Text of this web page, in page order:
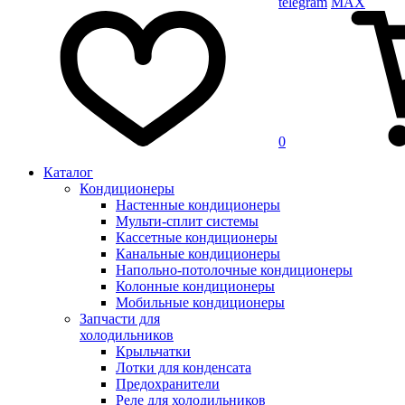
0
Каталог
Кондиционеры
Настенные кондиционеры
Мульти-сплит системы
Кассетные кондиционеры
Канальные кондиционеры
Напольно-потолочные кондиционеры
Колонные кондиционеры
Мобильные кондиционеры
Запчасти для
холодильников
Крыльчатки
Лотки для конденсата
Предохранители
Реле для холодильников